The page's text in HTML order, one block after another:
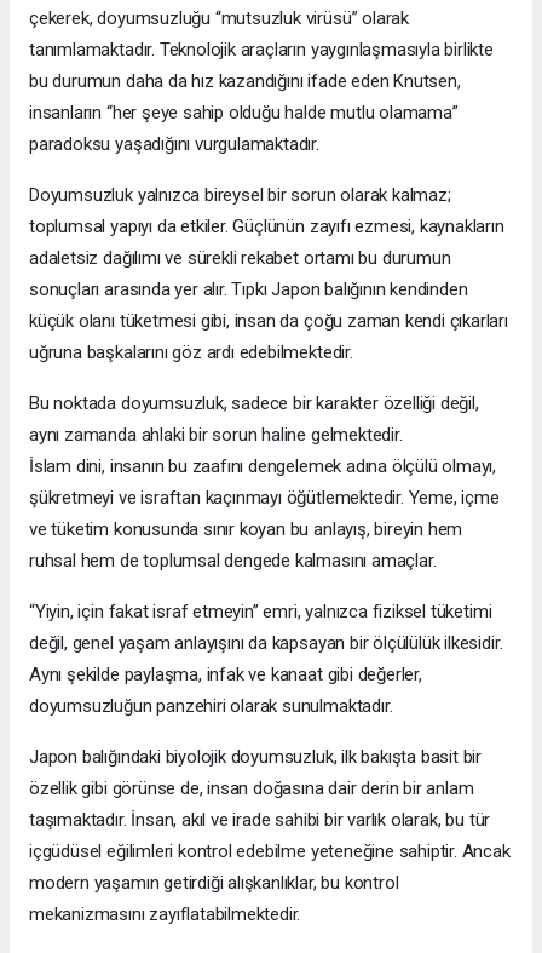
çekerek, doyumsuzluğu “mutsuzluk virüsü” olarak
tanımlamaktadır. Teknolojik araçların yaygınlaşmasıyla birlikte
bu durumun daha da hız kazandığını ifade eden Knutsen,
insanların “her şeye sahip olduğu halde mutlu olamama”
paradoksu yaşadığını vurgulamaktadır.
Doyumsuzluk yalnızca bireysel bir sorun olarak kalmaz;
toplumsal yapıyı da etkiler. Güçlünün zayıfı ezmesi, kaynakların
adaletsiz dağılımı ve sürekli rekabet ortamı bu durumun
sonuçları arasında yer alır. Tıpkı Japon balığının kendinden
küçük olanı tüketmesi gibi, insan da çoğu zaman kendi çıkarları
uğruna başkalarını göz ardı edebilmektedir.
Bu noktada doyumsuzluk, sadece bir karakter özelliği değil,
aynı zamanda ahlaki bir sorun haline gelmektedir.
İslam dini, insanın bu zaafını dengelemek adına ölçülü olmayı,
şükretmeyi ve israftan kaçınmayı öğütlemektedir. Yeme, içme
ve tüketim konusunda sınır koyan bu anlayış, bireyin hem
ruhsal hem de toplumsal dengede kalmasını amaçlar.
“Yiyin, için fakat israf etmeyin” emri, yalnızca fiziksel tüketimi
değil, genel yaşam anlayışını da kapsayan bir ölçülülük ilkesidir.
Aynı şekilde paylaşma, infak ve kanaat gibi değerler,
doyumsuzluğun panzehiri olarak sunulmaktadır.
Japon balığındaki biyolojik doyumsuzluk, ilk bakışta basit bir
özellik gibi görünse de, insan doğasına dair derin bir anlam
taşımaktadır. İnsan, akıl ve irade sahibi bir varlık olarak, bu tür
içgüdüsel eğilimleri kontrol edebilme yeteneğine sahiptir. Ancak
modern yaşamın getirdiği alışkanlıklar, bu kontrol
mekanizmasını zayıflatabilmektedir.